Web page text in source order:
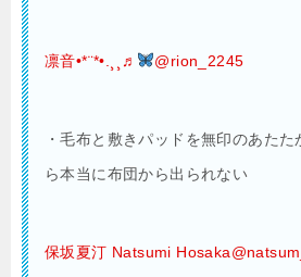
凛音•*¨*•.¸¸♬︎ @rion_2245
・毛布と敷きパッドを無印のあた
ら本当に布団から出られない
保坂夏汀 Natsumi